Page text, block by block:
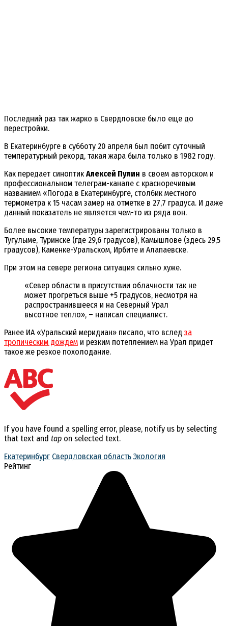
Последний раз так жарко в Свердловске было еще до
перестройки.
В Екатеринбурге в субботу 20 апреля был побит суточный
температурный рекорд, такая жара была только в 1982 году.
Как передает синоптик Алексей Пулин в своем авторском и
профессиональном телеграм-канале с красноречивым
названием «Погода в Екатеринбурге, столбик местного
термометра к 15 часам замер на отметке в 27,7 градуса. И даже
данный показатель не является чем-то из ряда вон.
Более высокие температуры зарегистрированы только в
Тугулыме, Туринске (где 29,6 градусов), Камышлове (здесь 29,5
градусов), Каменке-Уральском, Ирбите и Алапаевске.
При этом на севере региона ситуация сильно хуже.
«Север области в присутствии облачности так не
может прогреться выше +5 градусов, несмотря на
распространившееся и на Северный Урал
высотное тепло», – написал специалист.
Ранее ИА «Уральский меридиан» писало, что вслед за
тропическим дождем и резким потеплением на Урал придет
такое же резкое похолодание.
If you have found a spelling error, please, notify us by selecting
that text and tap on selected text.
Екатеринбург Свердловская область Экология
Рейтинг